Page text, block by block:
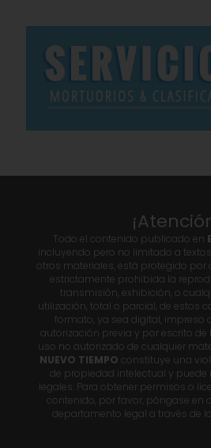
Todo el contenido publicado en
incluyendo pero no limitado a
otros materiales, está protegido por
estrictamente prohibida la
transmisión, exhibición, o
utilización, total o parcial, de estos
formato, ya sea digital, impreso
autorización previa y por escrito de
uso no autorizado de cualquier
NUEVO TIEMPO constituye una
de propiedad intelectual y puede
legales. Para obtener permisos o
contenido, por favor, póngase en
departamento legal a través de